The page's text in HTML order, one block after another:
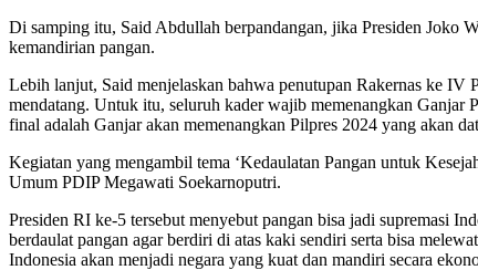
Di samping itu, Said Abdullah berpandangan, jika Presiden Joko
kemandirian pangan.
Lebih lanjut, Said menjelaskan bahwa penutupan Rakernas ke IV
mendatang. Untuk itu, seluruh kader wajib memenangkan Ganjar
final adalah Ganjar akan memenangkan Pilpres 2024 yang akan
Kegiatan yang mengambil tema ‘Kedaulatan Pangan untuk
Umum PDIP Megawati Soekarnoputri.
Presiden RI ke-5 tersebut menyebut pangan bisa jadi supremasi
berdaulat pangan agar berdiri di atas kaki sendiri serta bisa
Indonesia akan menjadi negara yang kuat dan mandiri secara